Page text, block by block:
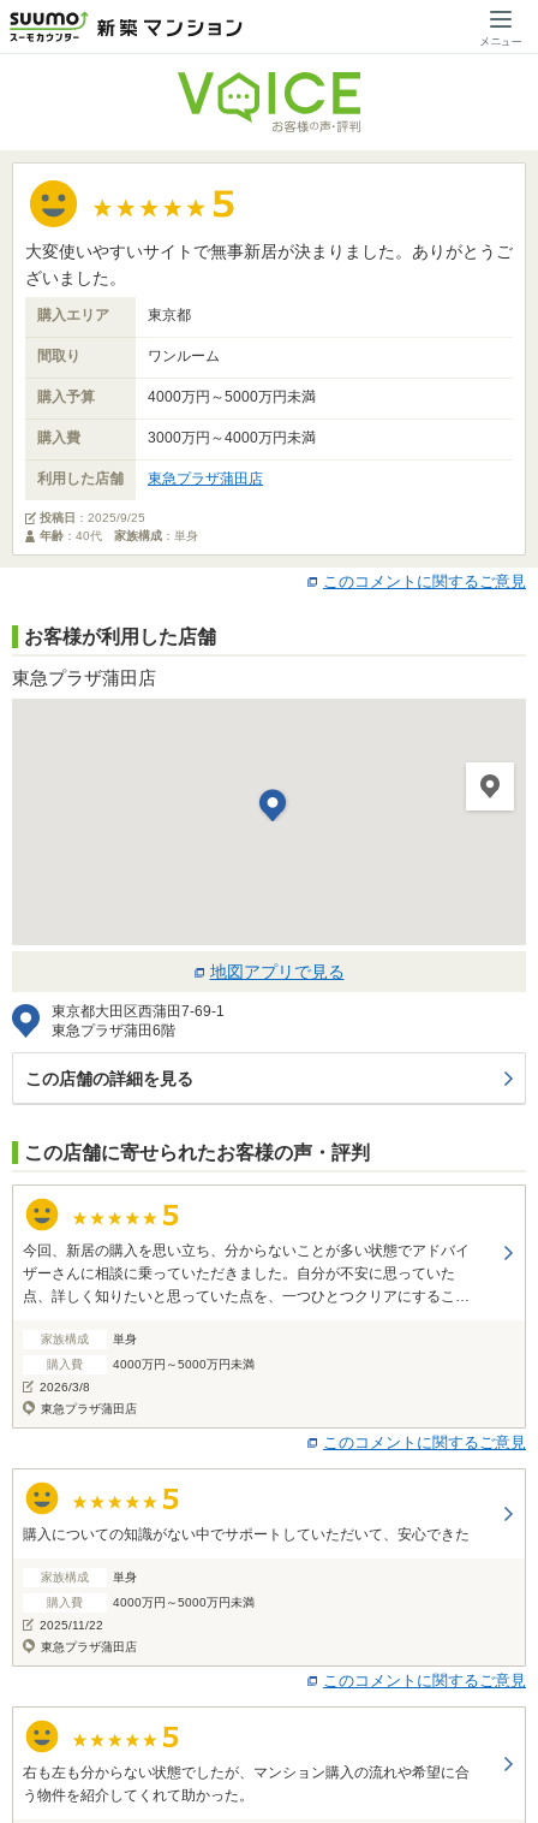
大変使いやすいサイトで無事新居が決まりました。ありがとうご
ざいました。
購入エリア 東京都
間取り ワンルーム
購入予算 4000万円～5000万円未満
購入費 3000万円～4000万円未満
利用した店舗 東急プラザ蒲田店
投稿日 ： 2025/9/25
年齢 ：40代 家族構成 ：単身
このコメントに関するご意見
お客様が利用した店舗
東急プラザ蒲田店
地図アプリで見る
東京都大田区西蒲田7-69-1
東急プラザ蒲田6階
この店舗の詳細を見る
この店舗に寄せられたお客様の声・評判
今回、新居の購入を思い立ち、分からないことが多い状態でアドバイ
ザーさんに相談に乗っていただきました。自分が不安に思っていた
点、詳しく知りたいと思っていた点を、一つひとつクリアにすること
物件を選ぶことが出来たと考えています。 どうもありがとうございま
した。
家族構成
単身
購入費
4000万円～5000万円未満
2026/3/8
東急プラザ蒲田店
このコメントに関するご意見
購入についての知識がない中でサポートしていただいて、安心できた
家族構成
単身
購入費
4000万円～5000万円未満
2025/11/22
東急プラザ蒲田店
このコメントに関するご意見
右も左も分からない状態でしたが、マンション購入の流れや希望に合
う物件を紹介してくれて助かった。